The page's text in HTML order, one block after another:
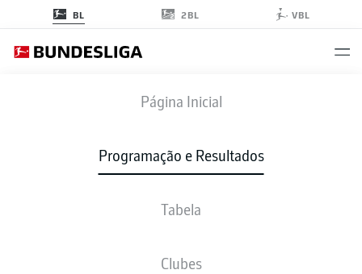
BL 2BL VBL
Página Inicial
Programação e Resultados
Tabela
Clubes
SCP WOB
2 1
ESCALAÇÕES